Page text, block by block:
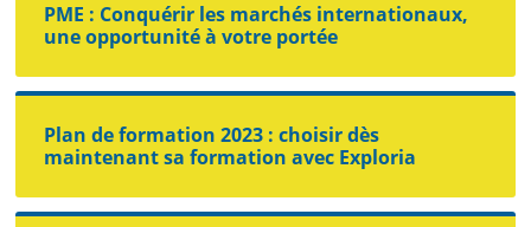
PME : Conquérir les marchés internationaux,
une opportunité à votre portée
Plan de formation 2023 : choisir dès
maintenant sa formation avec Exploria